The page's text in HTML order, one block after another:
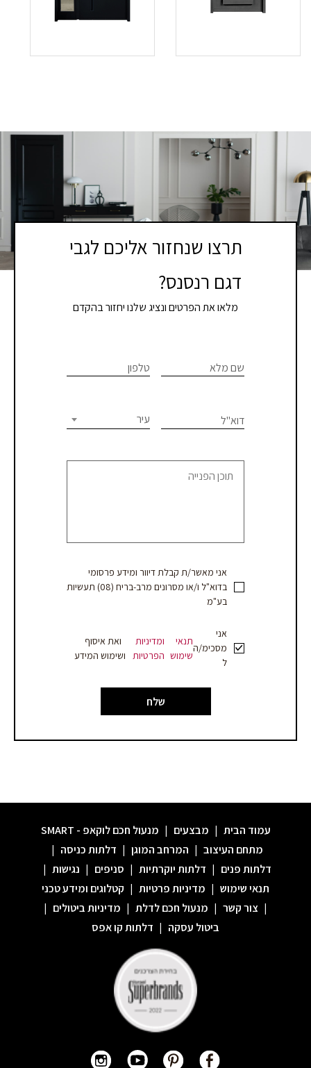
תרצו שנחזור אליכם לגבי
דגם רנסנס?
מלאו את הפרטים ונציג שלנו יחזור בהקדם
פגישת
או
הצעת
שם מלא טלפון
דוא"ל עיר
אני מאשר/ת קבלת דיוור ומידע פרסומי
בדוא"ל ו/או מסרונים מרב-בריח (08) תעשיות
בע"מ
אני
מסכימ/ה
ל
תנאי
שימוש
ומדיניות
הפרטיות
ואת איסוף
ושימוש המידע
שלח
are
this
field
עמוד הבית | מבצעים | מנעול חכם לוקאפ - SMART
מתחם העיצוב | המרחב המוגן | דלתות כניסה |
דלתות פנים | דלתות יוקרתיות | סניפים | נגישות |
תנאי שימוש | מדיניות פרטיות | קטלוגים ומידע טכני
| צור קשר | מנעול חכם לדלת | מדיניות ביטולים |
ביטול עסקה | דלתות קו אפס